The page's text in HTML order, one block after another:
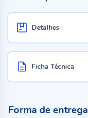
Detalhes
Ficha Técnica
Forma de entrega